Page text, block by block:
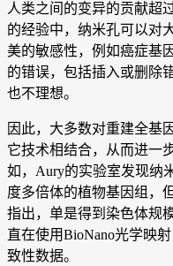
人类之间的变异的贡献超
的经验中，纳米孔可以对
美的敏感性，例如癌症基
的错误，包括插入或删除
也不理想。
因此，大多数对重建全基
它技术相结合，从而进一
如，Aury的实验室发现纳
度多倍体的植物基因组，
指出，单是得到染色体规
直在使用BioNano光学映
致性数据。